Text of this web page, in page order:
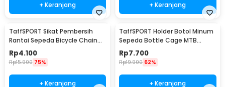
+ Keranjang + Keranjang
TaffSPORT Sikat Pembersih
Rantai Sepeda Bicycle Chain
Cleaning Brush - YQ012
Rp4.100
Rp15.900 75%
+ Keranjang
TaffSPORT Holder Botol Minum
Sepeda Bottle Cage MTB
Adjustable - TMD05B
Rp7.700
Rp19.900 62%
+ Keranjang